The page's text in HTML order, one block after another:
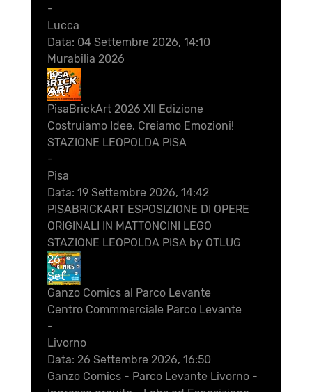
-
Lucca
Data: 04 Settembre 2026, 14:10
Murabilia 2026
19
Set
PisaBrickArt 2026 XII Edizione
Costruiamo Idee, Creiamo Emozioni!
STAZIONE LEOPOLDA PISA
-
Pisa
Data: 19 Settembre 2026, 14:42
PISABRICKART ESPOSIZIONE DI OPERE
ORIGINALI IN MATTONCINI LEGO
STAZIONE LEOPOLDA PISA by OTLUG
26
Set
Ganzo Comics al Parco Levante
Centro Commmerciale Parco Levante
-
Livorno
Data: 26 Settembre 2026, 16:50
Ganzo Comics - Parco Levante Livorno -